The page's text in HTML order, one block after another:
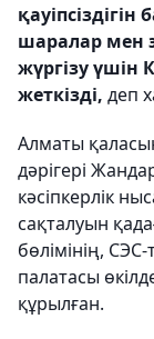
қауіпсіздігін
шаралар мен
жүргізу
жеткізді, деп
Алматы
дәрігері
кәсіпкерлік
сақталуын
бөлімінің,
палатасы
құрылған.